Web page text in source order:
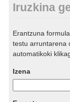
Iruzkina
Erantzuna
testu arruntarena
automatikoki
Izena